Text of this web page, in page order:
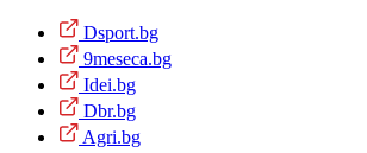
Dsport.bg
9meseca.bg
Idei.bg
Dbr.bg
Agri.bg